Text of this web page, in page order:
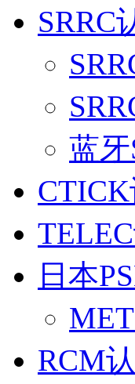
SRRC
蓝牙
日本
RCM